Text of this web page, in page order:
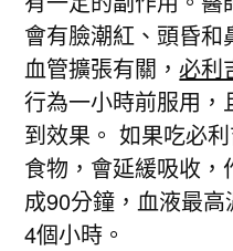
會有臉潮紅、頭昏
血管擴張有關，必利
行為一小時前服用
到效果。 如果吃必
食物，會延緩吸收
成90分鐘，血液最
4個小時。